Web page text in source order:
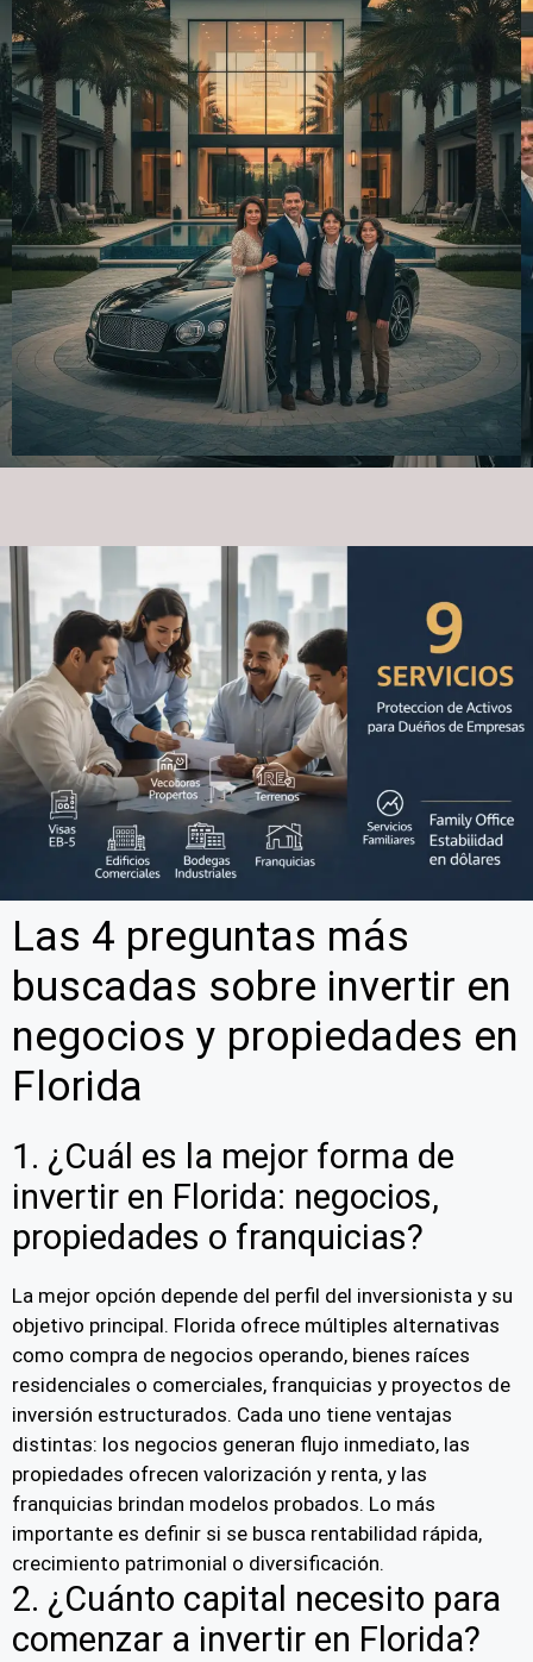
Las 4 preguntas más
buscadas sobre invertir en
negocios y propiedades en
Florida
1. ¿Cuál es la mejor forma de
invertir en Florida: negocios,
propiedades o franquicias?
La mejor opción depende del perfil del inversionista y su
objetivo principal. Florida ofrece múltiples alternativas
como compra de negocios operando, bienes raíces
residenciales o comerciales, franquicias y proyectos de
inversión estructurados. Cada uno tiene ventajas
distintas: los negocios generan flujo inmediato, las
propiedades ofrecen valorización y renta, y las
franquicias brindan modelos probados. Lo más
importante es definir si se busca rentabilidad rápida,
crecimiento patrimonial o diversificación.
2. ¿Cuánto capital necesito para
comenzar a invertir en Florida?